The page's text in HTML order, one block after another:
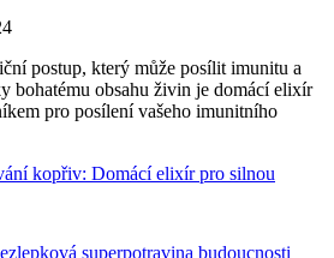
postup, který může posílit imunitu a
bohatému obsahu živin je domácí elixír
pro posílení vašeho imunitního
kopřiv: Domácí elixír pro silnou